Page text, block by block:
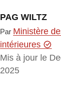
PAG WILTZ
Par Ministère
intérieures
Mis à jour le
2025